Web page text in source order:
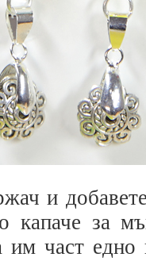
и
капаче за
част едно